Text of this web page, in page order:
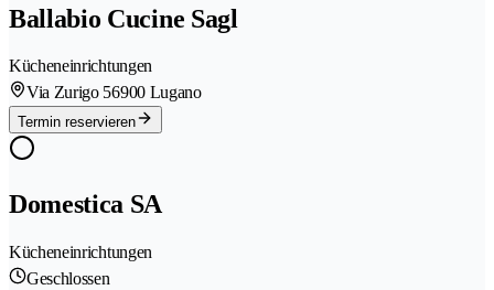
Ballabio Cucine Sagl
Kücheneinrichtungen
Via Zurigo 56900 Lugano
Termin reservieren
Domestica SA
Kücheneinrichtungen
Geschlossen